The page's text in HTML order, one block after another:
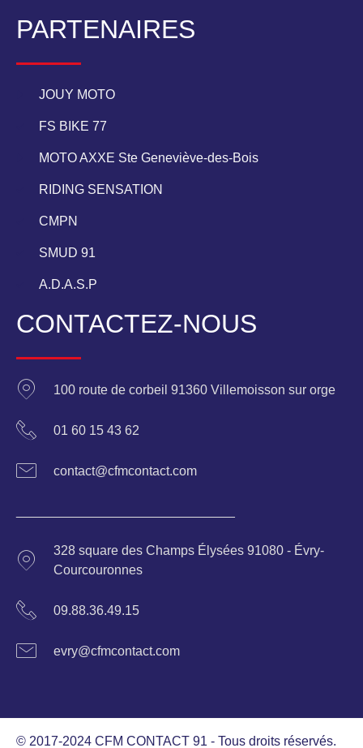
PARTENAIRES
JOUY MOTO
FS BIKE 77
MOTO AXXE Ste Geneviève-des-Bois
RIDING SENSATION
CMPN
SMUD 91
A.D.A.S.P
CONTACTEZ-NOUS
100 route de corbeil 91360 Villemoisson sur orge
01 60 15 43 62
contact@cfmcontact.com
328 square des Champs Élysées 91080 - Évry-
Courcouronnes
09.88.36.49.15
evry@cfmcontact.com
© 2017-2024 CFM CONTACT 91 - Tous droits réservés.